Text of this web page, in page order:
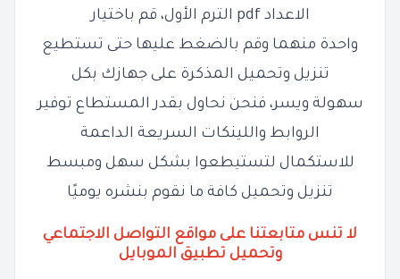
الاعداد pdf الترم الأول، قم باختيار
واحدة منهما وقم بالضغط عليها حتى تستطيع
تنزيل وتحميل المذكرة على جهازك بكل
سهولة ويسر، فنحن نحاول بقدر المستطاع توفير
الروابط واللينكات السريعة الداعمة
للاستكمال لتستيطعوا بشكل سهل ومبسط
تنزيل وتحميل كافة ما نقوم بنشره يوميًا
لا تنس متابعتنا على مواقع التواصل الاجتماعي
وتحميل تطبيق الموبايل